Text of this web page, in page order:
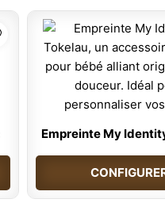
Empreinte My